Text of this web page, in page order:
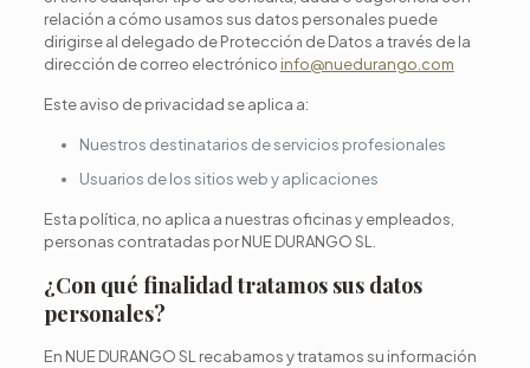
relación a cómo usamos sus datos personales puede
dirigirse al delegado de Protección de Datos a través de la
dirección de correo electrónico info@nuedurango.com
Este aviso de privacidad se aplica a:
Nuestros destinatarios de servicios profesionales
Usuarios de los sitios web y aplicaciones
Esta política, no aplica a nuestras oficinas y empleados,
personas contratadas por NUE DURANGO SL.
¿Con qué finalidad tratamos sus datos
personales?
En NUE DURANGO SL recabamos y tratamos su información